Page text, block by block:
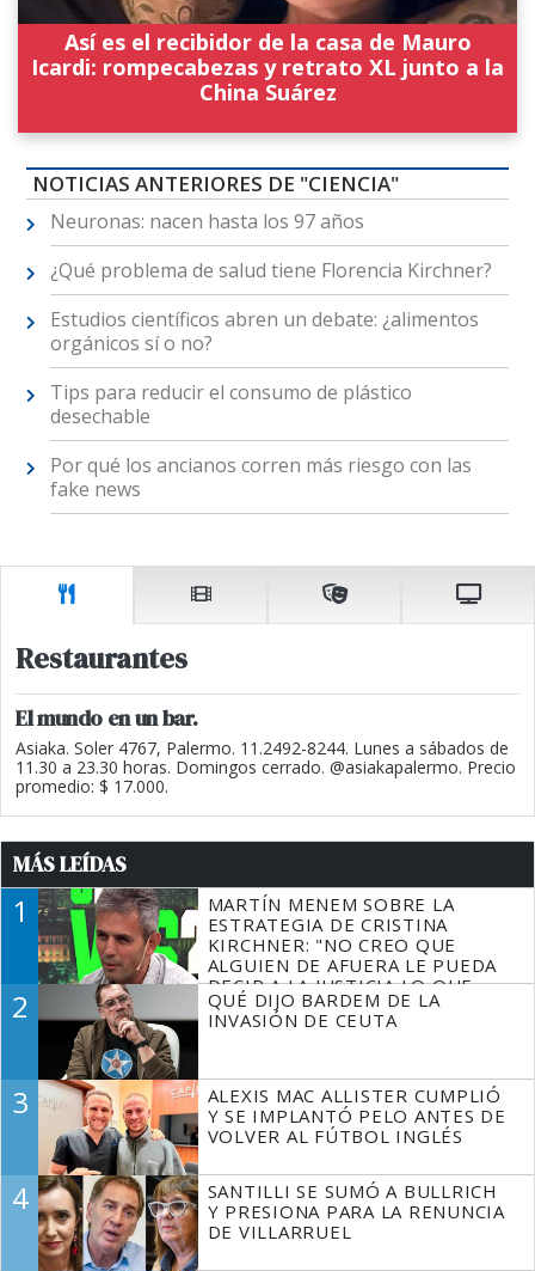
Así es el recibidor de la casa de Mauro
Icardi: rompecabezas y retrato XL junto a la
China Suárez
NOTICIAS ANTERIORES DE "CIENCIA"
Neuronas: nacen hasta los 97 años
¿Qué problema de salud tiene Florencia Kirchner?
Estudios científicos abren un debate: ¿alimentos
orgánicos sí o no?
Tips para reducir el consumo de plástico
desechable
Por qué los ancianos corren más riesgo con las
fake news
Restaurantes
El mundo en un bar.
Asiaka. Soler 4767, Palermo. 11.2492-8244. Lunes a sábados de
11.30 a 23.30 horas. Domingos cerrado. @asiakapalermo. Precio
promedio: $ 17.000.
MÁS LEÍDAS
1
MARTÍN MENEM SOBRE LA
ESTRATEGIA DE CRISTINA
KIRCHNER: "NO CREO QUE
ALGUIEN DE AFUERA LE PUEDA
DECIR A LA JUSTICIA LO QUE
TIENE QUE HACER"
2
QUÉ DIJO BARDEM DE LA
INVASIÓN DE CEUTA
3
ALEXIS MAC ALLISTER CUMPLIÓ
Y SE IMPLANTÓ PELO ANTES DE
VOLVER AL FÚTBOL INGLÉS
4
SANTILLI SE SUMÓ A BULLRICH
Y PRESIONA PARA LA RENUNCIA
DE VILLARRUEL